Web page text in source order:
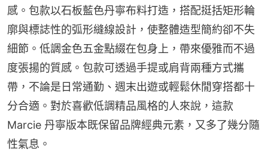
感。包款以石板藍色丹寧布料打造，搭配挺括矩形輪
廓與標誌性的弧形縫線設計，使整體造型簡約卻不失
細節。低調金色五金點綴在包身上，帶來優雅而不過
度張揚的質感。包款可透過手提或肩背兩種方式攜
帶，不論是日常通勤、週末出遊或輕鬆休閒穿搭都十
分合適。對於喜歡低調精品風格的人來說，這款
Marcie 丹寧版本既保留品牌經典元素，又多了幾分隨
性氣息。